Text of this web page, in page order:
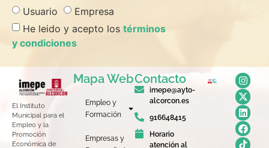
Usuario
Empresa
He leido y acepto los términos
y condiciones
El Instituto
Municipal para el
Empleo y la
Promoción
Económica de
Mapa Web
Empleo y
Formación
Empresas y
Contacto
imepe@ayto-
alcorcon.es
916648415
Horario
atención al